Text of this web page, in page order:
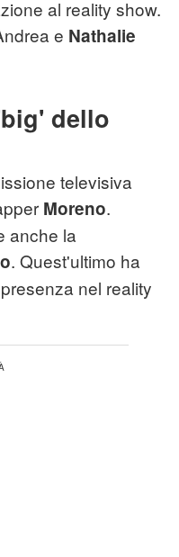
al reality show.
e Nathalie
dello
televisiva
Moreno.
anche la
. Quest'ultimo ha
nel reality